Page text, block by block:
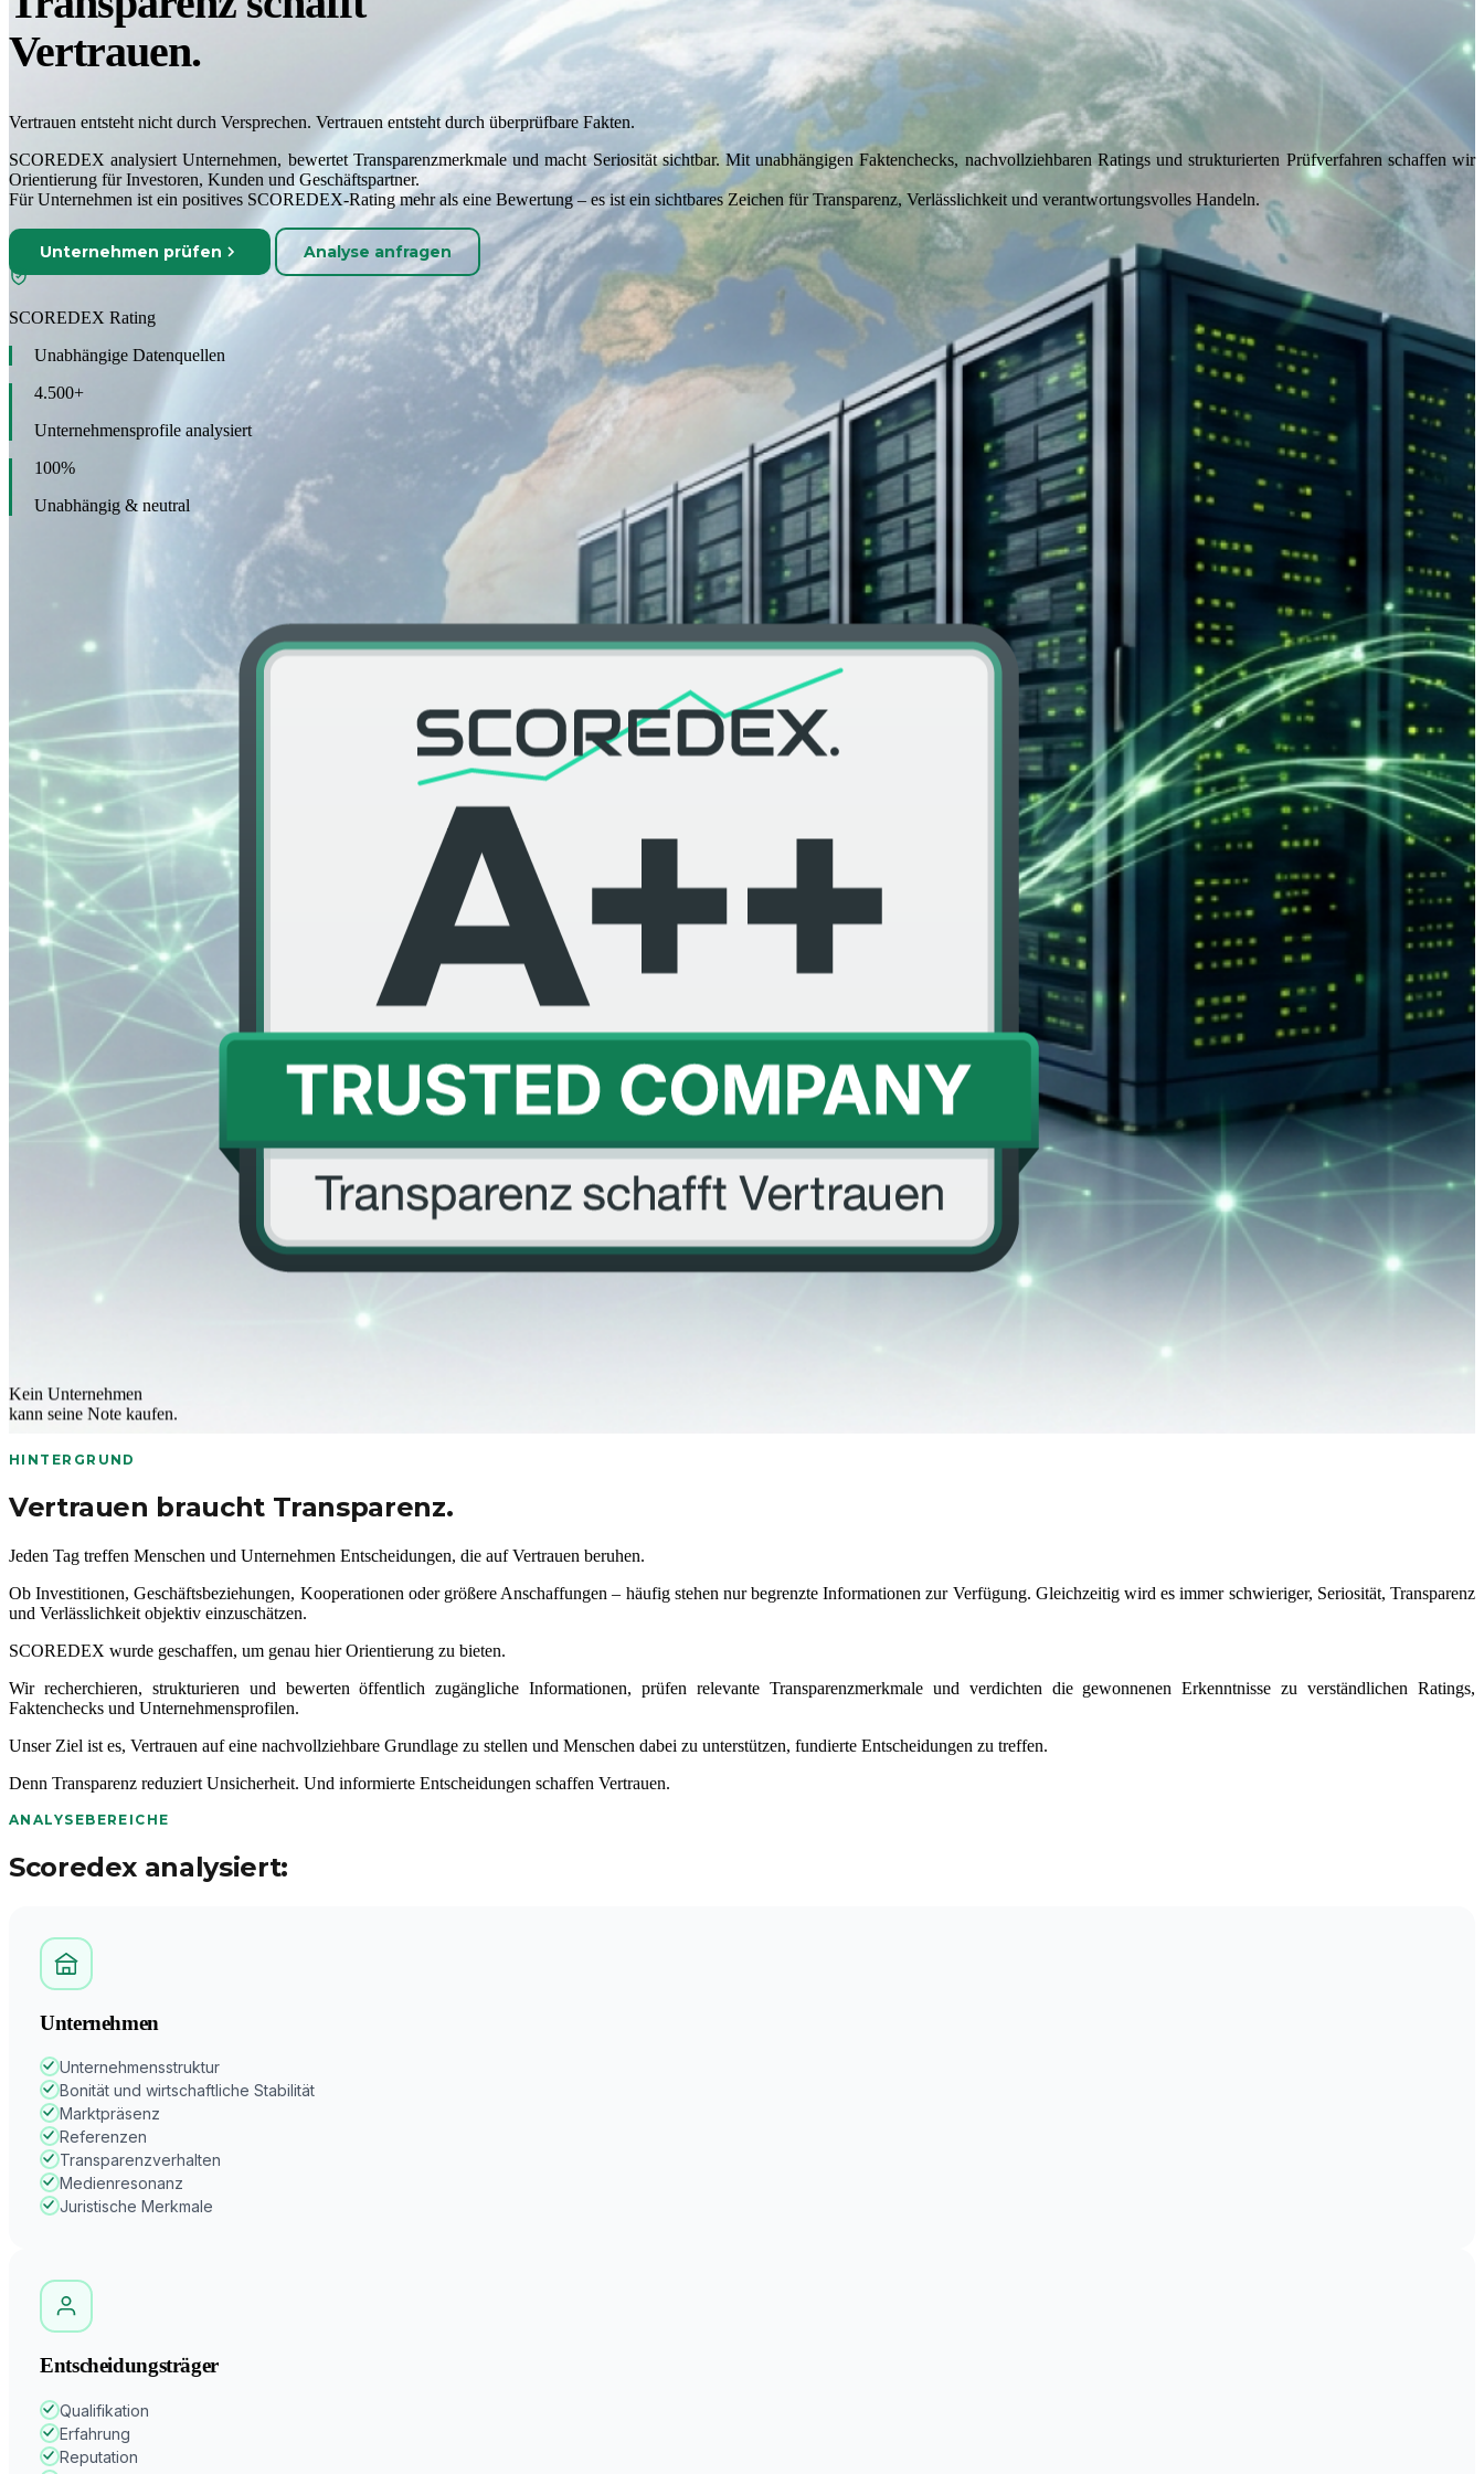
Vertrauen.
Vertrauen entsteht nicht durch Versprechen. Vertrauen entsteht durch überprüfbare Fakten.
SCOREDEX analysiert Unternehmen, bewertet Transparenzmerkmale und macht Seriosität sichtbar. Mit unabhängigen Faktenchecks, nachvollziehbaren Ratings und strukturierten Prüfverfahren schaffen wir
Orientierung für Investoren, Kunden und Geschäftspartner.
Für Unternehmen ist ein positives SCOREDEX-Rating mehr als eine Bewertung – es ist ein sichtbares Zeichen für Transparenz, Verlässlichkeit und verantwortungsvolles Handeln.
Unternehmen prüfen Analyse anfragen
SCOREDEX Rating
Unabhängige Datenquellen
4.500+
Unternehmensprofile analysiert
100%
Unabhängig & neutral
Kein Unternehmen
kann seine Note kaufen.
HINTERGRUND
Vertrauen braucht Transparenz.
Jeden Tag treffen Menschen und Unternehmen Entscheidungen, die auf Vertrauen beruhen.
Ob Investitionen, Geschäftsbeziehungen, Kooperationen oder größere Anschaffungen – häufig stehen nur begrenzte Informationen zur Verfügung. Gleichzeitig wird es immer schwieriger, Seriosität, Transparenz
und Verlässlichkeit objektiv einzuschätzen.
SCOREDEX wurde geschaffen, um genau hier Orientierung zu bieten.
Wir recherchieren, strukturieren und bewerten öffentlich zugängliche Informationen, prüfen relevante Transparenzmerkmale und verdichten die gewonnenen Erkenntnisse zu verständlichen Ratings,
Faktenchecks und Unternehmensprofilen.
Unser Ziel ist es, Vertrauen auf eine nachvollziehbare Grundlage zu stellen und Menschen dabei zu unterstützen, fundierte Entscheidungen zu treffen.
Denn Transparenz reduziert Unsicherheit. Und informierte Entscheidungen schaffen Vertrauen.
ANALYSEBEREICHE
Scoredex analysiert:
Unternehmen
Unternehmensstruktur
Bonität und wirtschaftliche Stabilität
Marktpräsenz
Referenzen
Transparenzverhalten
Medienresonanz
Juristische Merkmale
Entscheidungsträger
Qualifikation
Erfahrung
Reputation